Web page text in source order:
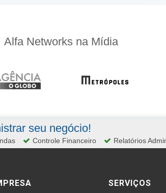
Alfa Networks na Mídia
seu negócio!
Controle Financeiro Relatórios
SERVIÇOS